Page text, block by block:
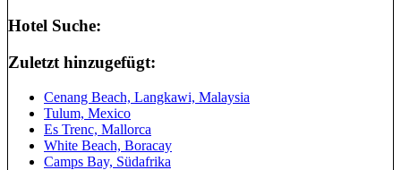
Hotel Suche:
Zuletzt hinzugefügt:
Cenang Beach, Langkawi, Malaysia
Tulum, Mexico
Es Trenc, Mallorca
White Beach, Boracay
Camps Bay, Südafrika